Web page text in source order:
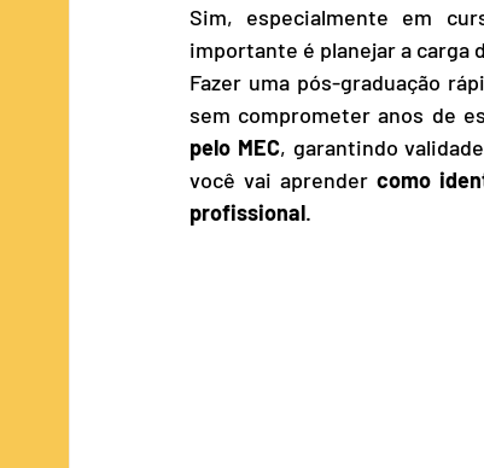
Sim, especialmente em
importante é planejar a carga
Fazer uma pós-graduação
sem comprometer anos de
pelo MEC, garantindo
você vai aprender como
profissional.